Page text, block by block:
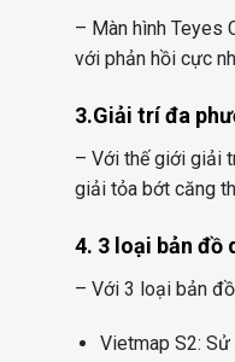
– Màn hình Teyes
với phản hồi cực
3.Giải trí đa
– Với thế giới giải
giải tỏa bớt căng
4. 3 loại bản đồ
– Với 3 loại bản
Vietmap S2: